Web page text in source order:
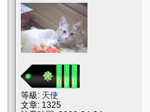
等級: 天使
文章: 1325